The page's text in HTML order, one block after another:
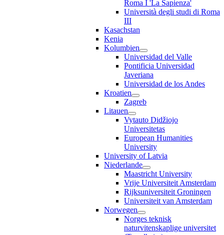
Roma I 'La Sapienza'
Università degli studi di Roma
III
Kasachstan
Kenia
Kolumbien
Universidad del Valle
Pontificia Universidad
Javeriana
Universidad de los Andes
Kroatien
Zagreb
Litauen
Vytauto Didžiojo
Universitetas
European Humanities
University
University of Latvia
Niederlande
Maastricht University
Vrije Universiteit Amsterdam
Rijksuniversiteit Groningen
Universiteit van Amsterdam
Norwegen
Norges teknisk
naturvitenskaplige universitet